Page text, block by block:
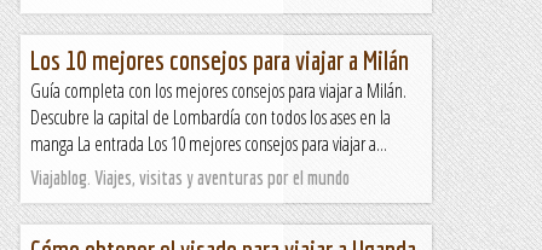
Los 10 mejores consejos para viajar a Milán
Guía completa con los mejores consejos para viajar a Milán.
Descubre la capital de Lombardía con todos los ases en la
manga La entrada Los 10 mejores consejos para viajar a...
Viajablog. Viajes, visitas y aventuras por el mundo